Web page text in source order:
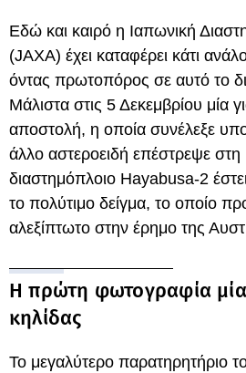
Εδώ και καιρό η Ιαπωνική
(JAXA) έχει καταφέρει κάτι
όντας πρωτοπόρος σε αυτό το
Μάλιστα στις 5 Δεκεμβρίου μία
αποστολή, η οποία συνέλεξε
άλλο αστεροειδή επέστρεψε
διαστημόπλοιο Hayabusa-2
το πολύτιμο δείγμα, το οποίο
αλεξίπτωτο στην έρημο της
Η πρώτη φωτογραφία
κηλίδας
Το μεγαλύτερο παρατηρητήριο